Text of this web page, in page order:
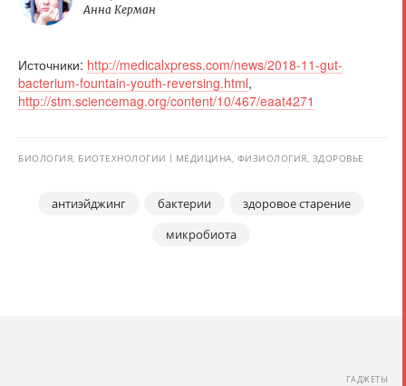
Анна Керман
Источники: http://medicalxpress.com/news/2018-11-gut-
bacterium-fountain-youth-reversing.html,
http://stm.sciencemag.org/content/10/467/eaat4271
БИОЛОГИЯ, БИОТЕХНОЛОГИИ МЕДИЦИНА, ФИЗИОЛОГИЯ, ЗДОРОВЬЕ
антиэйджинг бактерии
здоровое старение
микробиота
ГАДЖЕТЫ